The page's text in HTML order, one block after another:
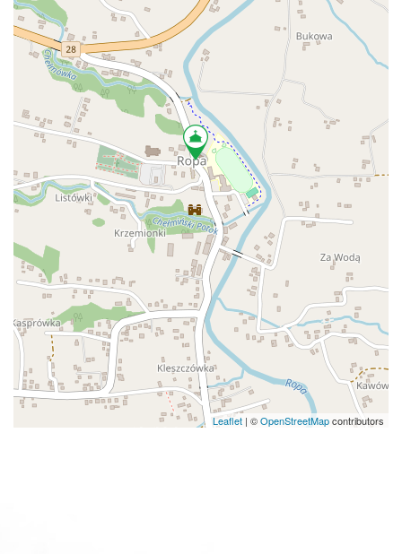
Leaflet | ©OpenStreetMapcontributors